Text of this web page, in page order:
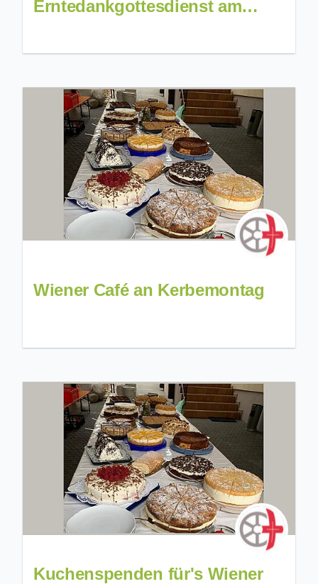
Erntedankgottesdienst am
Draus für's Gotteshaus"
Wiener Café an Kerbemontag
Kuchenspenden für's Wiener